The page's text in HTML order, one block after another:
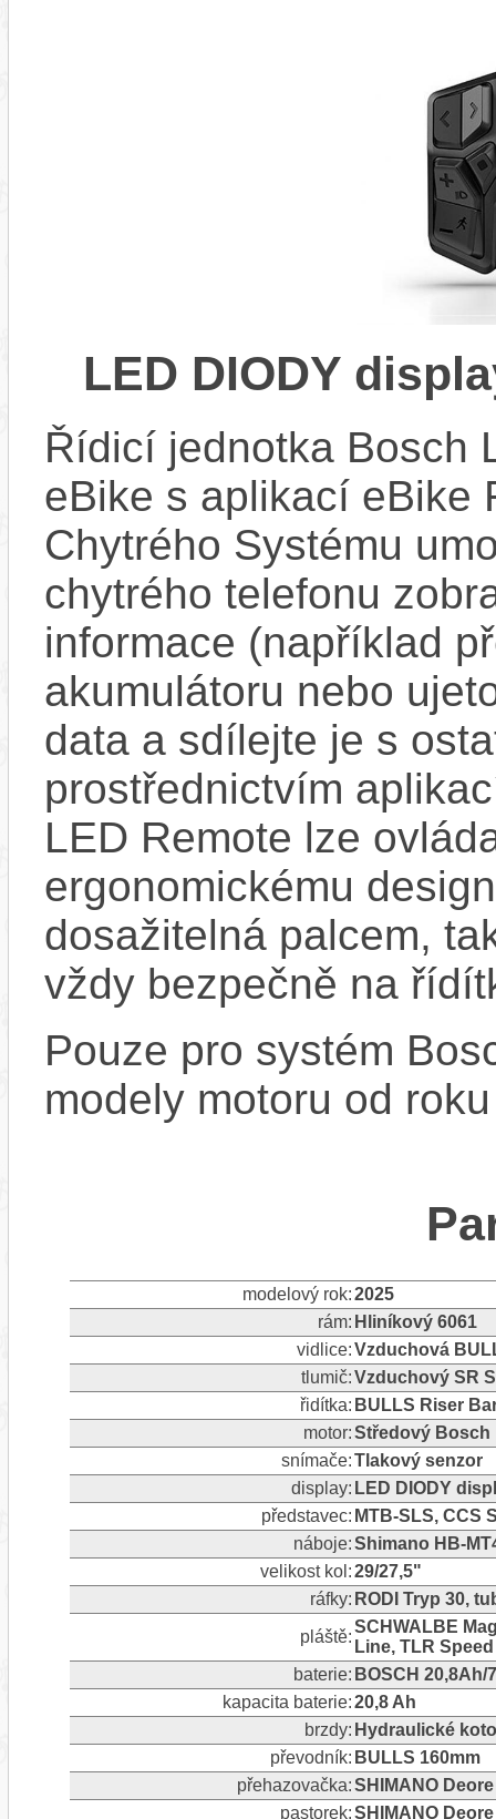
LED DIODY
Řídicí jednotka Bosch
eBike s aplikací eBike
Chytrého Systému
chytrého telefonu
informace (například
akumulátoru nebo
data a sdílejte je s
prostřednictvím
LED Remote lze
ergonomickému
dosažitelná palcem,
vždy bezpečně na
Pouze pro systém
modely motoru od
modelový rok:2025
rám: Hliníkový 6061
vidlice:Vzduchová
tlumič:Vzduchový SR
řidítka: BULLS Riser
motor:Středový Bosch
snímače:Tlakový senzor
display: LED DIODY
představec: MTB-SLS, CCS
náboje:Shimano HB-
velikost kol:29/27,5"
ráfky: RODI Tryp 30,
pláště:
SCHWALBE
Line, TLR
baterie: BOSCH 20,8Ah/
kapacita baterie:20,8 Ah
brzdy: Hydraulické
převodník: BULLS 160mm
přehazovačka:SHIMANO
pastorek:SHIMANO